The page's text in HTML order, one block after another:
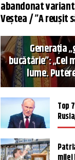
abandonat
Veștea / ”A reușit
Generația
bucătărie”:
lume.
Top